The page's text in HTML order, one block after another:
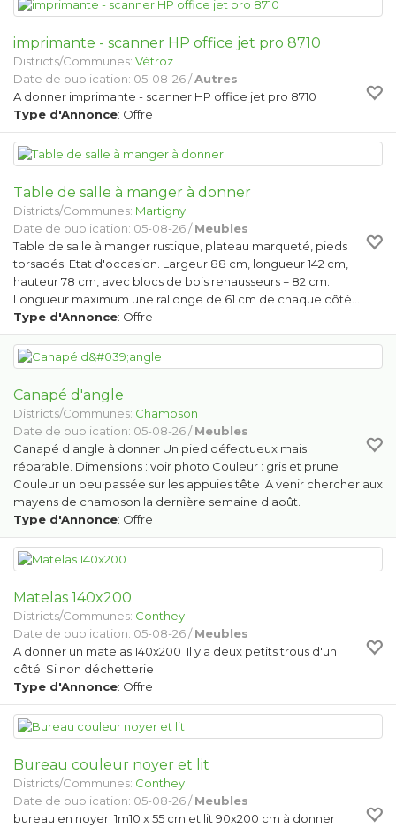
imprimante - scanner HP office jet pro 8710
Districts/Communes: Vétroz
Date de publication: 05-08-26 /Autres
A donner imprimante - scanner HP office jet pro 8710
Type d'Annonce: Offre
Table de salle à manger à donner
Districts/Communes: Martigny
Date de publication: 05-08-26 /Meubles
Table de salle à manger rustique, plateau marqueté, pieds
torsadés. Etat d'occasion. Largeur 88 cm, longueur 142 cm,
hauteur 78 cm, avec blocs de bois rehausseurs = 82 cm.
Longueur maximum une rallonge de 61 cm de chaque côté…
Type d'Annonce: Offre
Canapé d'angle
Districts/Communes: Chamoson
Date de publication: 05-08-26 /Meubles
Canapé d angle à donner Un pied défectueux mais
réparable. Dimensions : voir photo Couleur : gris et prune
Couleur un peu passée sur les appuies tête A venir chercher aux
mayens de chamoson la dernière semaine d août.
Type d'Annonce: Offre
Matelas 140x200
Districts/Communes: Conthey
Date de publication: 05-08-26 /Meubles
A donner un matelas 140x200 Il y a deux petits trous d'un
côté Si non déchetterie
Type d'Annonce: Offre
Bureau couleur noyer et lit
Districts/Communes: Conthey
Date de publication: 05-08-26 /Meubles
bureau en noyer 1m10 x 55 cm et lit 90x200 cm à donner